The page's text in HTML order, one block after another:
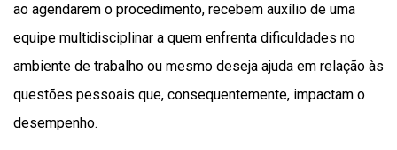
ao agendarem o procedimento, recebem auxílio de uma
equipe multidisciplinar a quem enfrenta dificuldades no
ambiente de trabalho ou mesmo deseja ajuda em relação às
questões pessoais que, consequentemente, impactam o
desempenho.